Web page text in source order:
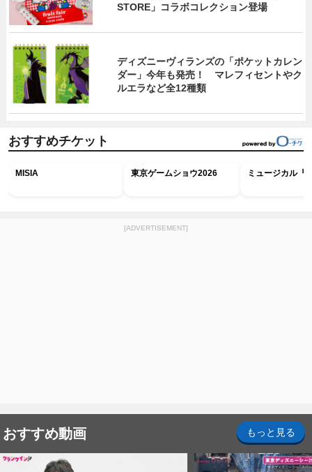
STORE」コラボコレクション登場
ディズニーヴィランズの「ポケットカレン
ダー」今年も発売！ マレフィセントやク
ルエラなど全12種類
おすすめチケット
MISIA 東京ゲームショウ2026 ミュージカル『
[ADVERTISEMENT]
おすすめ動画 もっと見る